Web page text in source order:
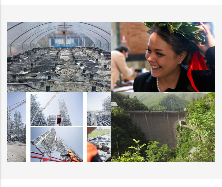
IITT
Galleria Lauree
magistrali
IECC IES